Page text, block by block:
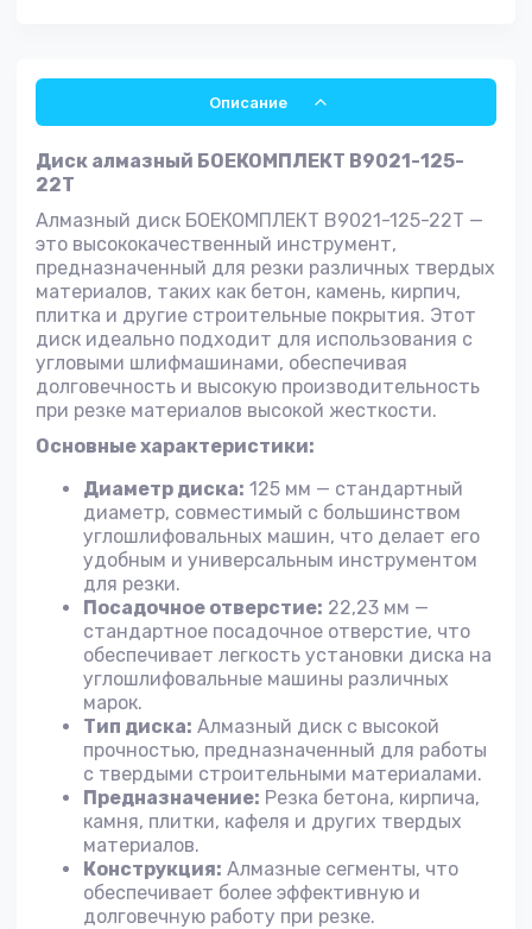
Описание
Диск алмазный БОЕКОМПЛЕКТ B9021-125-
22T
Алмазный диск БОЕКОМПЛЕКТ B9021-125-22T —
это высококачественный инструмент,
предназначенный для резки различных твердых
материалов, таких как бетон, камень, кирпич,
плитка и другие строительные покрытия. Этот
диск идеально подходит для использования с
угловыми шлифмашинами, обеспечивая
долговечность и высокую производительность
при резке материалов высокой жесткости.
Основные характеристики:
Диаметр диска: 125 мм — стандартный
диаметр, совместимый с большинством
углошлифовальных машин, что делает его
удобным и универсальным инструментом
для резки.
Посадочное отверстие: 22,23 мм —
стандартное посадочное отверстие, что
обеспечивает легкость установки диска на
углошлифовальные машины различных
марок.
Тип диска: Алмазный диск с высокой
прочностью, предназначенный для работы
с твердыми строительными материалами.
Предназначение: Резка бетона, кирпича,
камня, плитки, кафеля и других твердых
материалов.
Конструкция: Алмазные сегменты, что
обеспечивает более эффективную и
долговечную работу при резке.